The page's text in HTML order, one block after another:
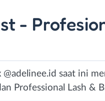
-
saat ini
Professional Lash &